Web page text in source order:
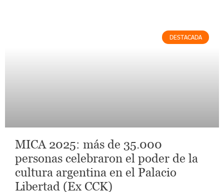
DESTACADA
MICA 2025: más de 35.000
personas celebraron el poder de la
cultura argentina en el Palacio
Libertad (Ex CCK)